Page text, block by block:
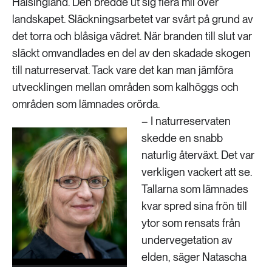
landskapet. Släckningsarbetet var svårt på grund av
det torra och blåsiga vädret. När branden till slut var
släckt omvandlades en del av den skadade skogen
till naturreservat. Tack vare det kan man jämföra
utvecklingen mellan områden som kalhöggs och
områden som lämnades orörda.
– I naturreservaten
skedde en snabb
naturlig återväxt. Det var
verkligen vackert att se.
Tallarna som lämnades
kvar spred sina frön till
ytor som rensats från
undervegetation av
elden, säger Natascha